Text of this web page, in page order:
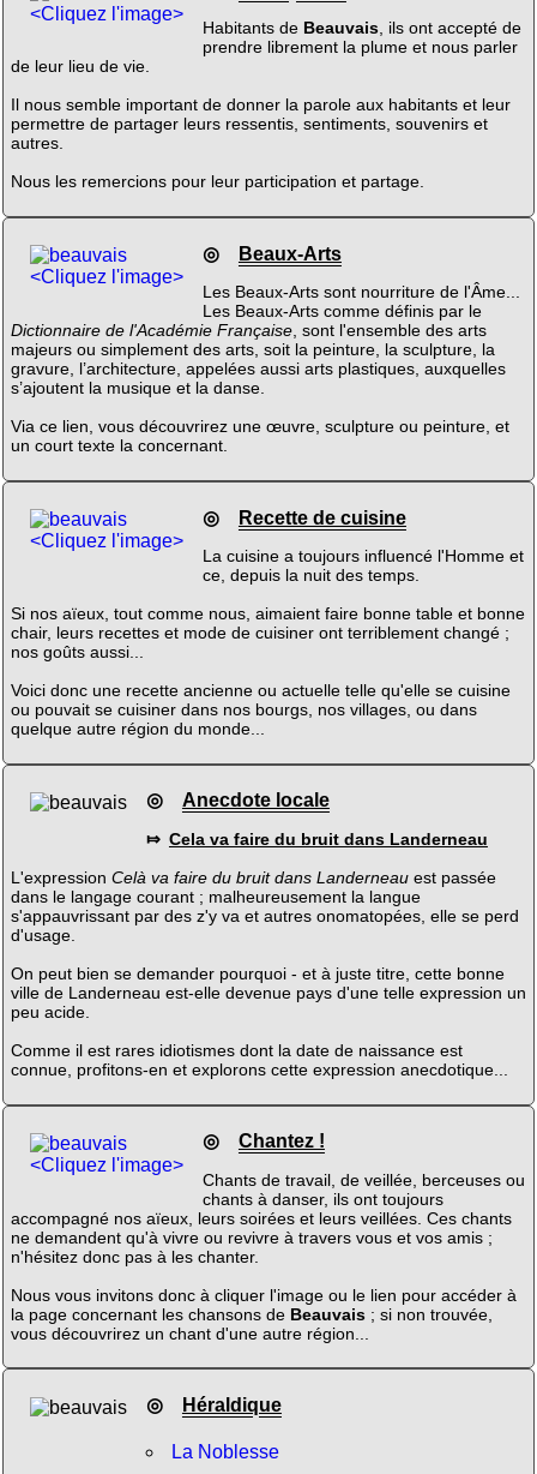
<Cliquez l'image>
Habitants de Beauvais, ils ont accepté de
prendre librement la plume et nous parler
de leur lieu de vie.
Il nous semble important de donner la parole aux habitants et leur
permettre de partager leurs ressentis, sentiments, souvenirs et
autres.
Nous les remercions pour leur participation et partage.
<Cliquez l'image>
◎ Beaux-Arts
Les Beaux-Arts sont nourriture de l'Âme...
Les Beaux-Arts comme définis par le
Dictionnaire de l'Académie Française, sont l'ensemble des arts
majeurs ou simplement des arts, soit la peinture, la sculpture, la
gravure, l’architecture, appelées aussi arts plastiques, auxquelles
s’ajoutent la musique et la danse.
Via ce lien, vous découvrirez une œuvre, sculpture ou peinture, et
un court texte la concernant.
<Cliquez l'image>
◎ Recette de cuisine
La cuisine a toujours influencé l'Homme et
ce, depuis la nuit des temps.
Si nos aïeux, tout comme nous, aimaient faire bonne table et bonne
chair, leurs recettes et mode de cuisiner ont terriblement changé ;
nos goûts aussi...
Voici donc une recette ancienne ou actuelle telle qu'elle se cuisine
ou pouvait se cuisiner dans nos bourgs, nos villages, ou dans
quelque autre région du monde...
◎ Anecdote locale
⤇ Cela va faire du bruit dans Landerneau
L'expression Celà va faire du bruit dans Landerneauest passée
dans le langage courant ; malheureusement la langue
s'appauvrissant par des z'y va et autres onomatopées, elle se perd
d'usage.
On peut bien se demander pourquoi - et à juste titre, cette bonne
ville de Landerneau est-elle devenue pays d'une telle expression un
peu acide.
Comme il est rares idiotismes dont la date de naissance est
connue, profitons-en et explorons cette expression anecdotique...
<Cliquez l'image>
◎ Chantez !
Chants de travail, de veillée, berceuses ou
chants à danser, ils ont toujours
accompagné nos aïeux, leurs soirées et leurs veillées. Ces chants
ne demandent qu'à vivre ou revivre à travers vous et vos amis ;
n'hésitez donc pas à les chanter.
Nous vous invitons donc à cliquer l'image ou le lien pour accéder à
la page concernant les chansons de Beauvais; si non trouvée,
vous découvrirez un chant d'une autre région...
◎ Héraldique
La Noblesse